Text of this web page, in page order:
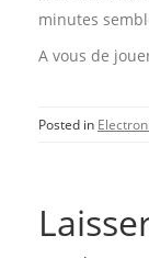
minutes
A vous de
Posted in